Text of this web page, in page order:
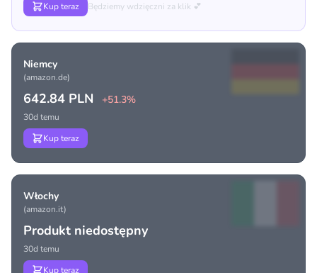
Kup teraz
Będziemy wdzięczni za klik 💕
Niemcy
(amazon.de)
642.84 PLN +51.3%
30d temu
Kup teraz
Włochy
(amazon.it)
Produkt niedostępny
30d temu
Kup teraz